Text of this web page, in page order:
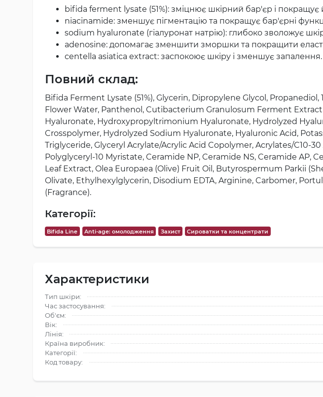
bifida ferment lysate (51%): зміцнює шкірний бар'єр і покращує
niacinamide: зменшує пігментацію та покращує бар'єрні
sodium hyaluronate (гіалуронат натрію): глибоко зволожує
adenosine: допомагає зменшити зморшки та покращити
centella asiatica extract: заспокоює шкіру і зменшує запалення.
Повний склад:
Bifida Ferment Lysate (51%), Glycerin, Dipropylene Glycol,
Flower Water, Panthenol, Cutibacterium Granulosum Ferment
Hyaluronate, Hydroxypropyltrimonium Hyaluronate, Hydrolyzed
Crosspolymer, Hydrolyzed Sodium Hyaluronate, Hyaluronic Acid,
Triglyceride, Glyceryl Acrylate/Acrylic Acid Copolymer, Acrylates/C10-
Polyglyceryl-10 Myristate, Ceramide NP, Ceramide NS, Ceramide AP,
Leaf Extract, Olea Europaea (Olive) Fruit Oil, Butyrospermum Parkii
Olivate, Ethylhexylglycerin, Disodium EDTA, Arginine, Carbomer,
(Fragrance).
Категорії:
Bifida Line Anti-age: омолодження Захист Сироватки та концентрати
Характеристики
Тип шкіри:
Час застосування:
Об'єм:
Вік:
Лінія:
Країна виробник:
Категорії:
Код товару: